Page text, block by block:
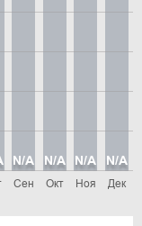
Сен
N/A
Окт
N/A
Ноя
N/A
Дек
N/A